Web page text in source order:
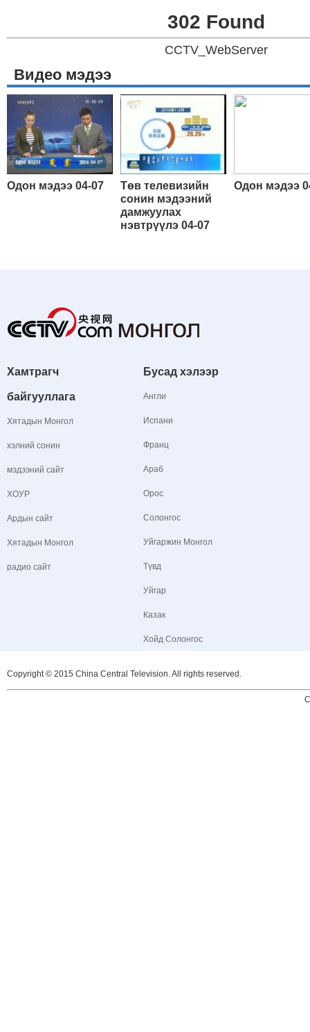
302 Found
CCTV_WebServer
Видео мэдээ
Одон мэдээ 04-07
Төв телевизийн
сонин мэдээний
дамжуулах
нэвтрүүлэ 04-07
Одон мэдээ
Хамтрагч
байгууллага
Хятадын Монгол
хэлний сонин
мэдээний сайт
ХОУР
Ардын сайт
Хятадын Монгол
радио сайт
Бусад хэлээр
Англи
Испани
Франц
Араб
Орос
Солонгос
Уйгаржин Монгол
Түвд
Уйгар
Казак
Хойд Солонгос
Copyright © 2015 China Central Television. All rights reserved.